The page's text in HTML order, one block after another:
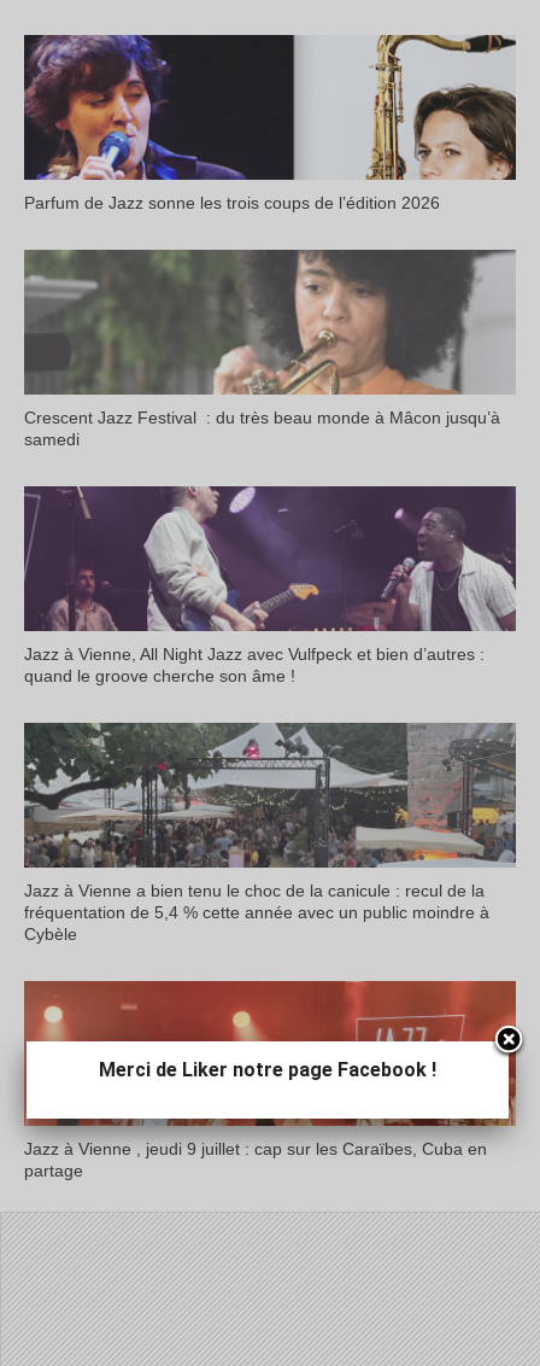
Parfum de Jazz sonne les trois coups de l’édition 2026
Crescent Jazz Festival : du très beau monde à Mâcon jusqu’à
samedi
Jazz à Vienne, All Night Jazz avec Vulfpeck et bien d’autres :
quand le groove cherche son âme !
Jazz à Vienne a bien tenu le choc de la canicule : recul de la
fréquentation de 5,4 % cette année avec un public moindre à
Cybèle
Jazz à Vienne , jeudi 9 juillet : cap sur les Caraïbes, Cuba en
partage
Merci de Liker notre page Facebook !